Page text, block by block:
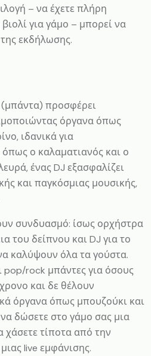
– να έχετε πλήρη
για γάμο – μπορεί να
εκδήλωσης.
προσφέρει
όργανα όπως
ιδανικά για
ο καλαματιανός και ο
ένας DJ εξασφαλίζει
και παγκόσμιας μουσικής,
συνδυασμό: ίσως ορχήστρα
του δείπνου και DJ για το
καλύψουν όλα τα γούστα.
pop/rock μπάντες για όσους
και δε θέλουν
όργανα όπως μπουζούκι και
δώσετε στο γάμο σας μια
χάσετε τίποτα από την
live εμφάνισης.